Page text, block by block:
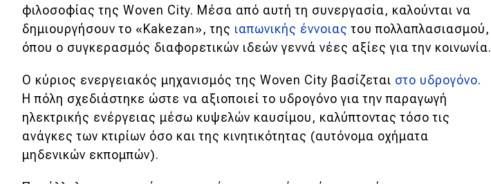
φιλοσοφίας της Woven City. Μέσα από αυτή τη συνεργασία, καλούνται να
δημιουργήσουν το «Kakezan», της ιαπωνικής έννοιας του πολλαπλασιασμού,
όπου ο συγκερασμός διαφορετικών ιδεών γεννά νέες αξίες για την κοινωνία.
Ο κύριος ενεργειακός μηχανισμός της Woven City βασίζεται στο υδρογόνο.
Η πόλη σχεδιάστηκε ώστε να αξιοποιεί το υδρογόνο για την παραγωγή
ηλεκτρικής ενέργειας μέσω κυψελών καυσίμου, καλύπτοντας τόσο τις
ανάγκες των κτιρίων όσο και της κινητικότητας (αυτόνομα οχήματα
μηδενικών εκπομπών).